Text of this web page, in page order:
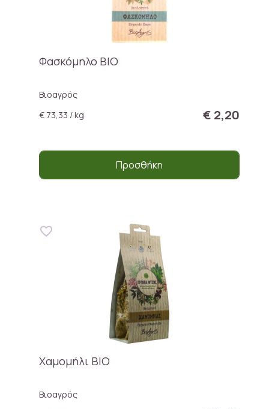
Φασκόμηλο ΒΙΟ
Βιοαγρός
€ 73,33 / kg
€ 2,20
Προσθήκη
Χαμομήλι BIO
Βιοαγρός